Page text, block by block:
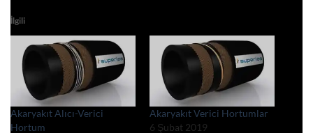
İlgili
Akaryakıt Alıcı-Verici
Hortum
Akaryakıt Verici Hortumlar
6 Şubat 2019